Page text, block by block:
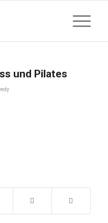
und Pilates